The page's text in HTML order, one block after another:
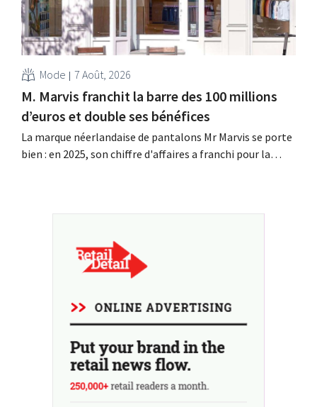
Mode 7 Août, 2026
M. Marvis franchit la barre des 100 millions
d’euros et double ses bénéfices
La marque néerlandaise de pantalons Mr Marvis se porte
bien : en 2025, son chiffre d'affaires a franchi pour la